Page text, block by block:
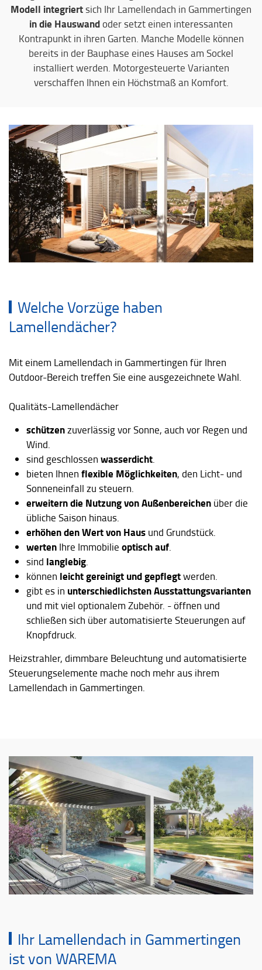
Modell integriertsich Ihr Lamellendach in Gammertingen
in die Hauswandoder setzt einen interessanten
Kontrapunkt in ihren Garten. Manche Modelle können
bereits in der Bauphase eines Hauses am Sockel
installiert werden. Motorgesteuerte Varianten
verschaffen Ihnen ein Höchstmaß an Komfort.
Welche Vorzüge haben
Lamellendächer?
Mit einem Lamellendach in Gammertingen für Ihren
Outdoor-Bereich treffen Sie eine ausgezeichnete Wahl.
Qualitäts-Lamellendächer
schützenzuverlässig vor Sonne, auch vor Regen und
Wind.
sind geschlossen wasserdicht.
bieten Ihnen flexible Möglichkeiten, den Licht- und
Sonneneinfall zu steuern.
erweitern die Nutzung von Außenbereichen über die
übliche Saison hinaus.
erhöhen den Wert von Haus und Grundstück.
werten Ihre Immobilie optisch auf.
sind langlebig.
können leicht gereinigt und gepflegtwerden.
gibt es in unterschiedlichsten Ausstattungsvarianten
und mit viel optionalem Zubehör. - öffnen und
schließen sich über automatisierte Steuerungen auf
Knopfdruck.
Heizstrahler, dimmbare Beleuchtung und automatisierte
Steuerungselemente mache noch mehr aus ihrem
Lamellendach in Gammertingen.
Ihr Lamellendach in Gammertingen
ist von WAREMA